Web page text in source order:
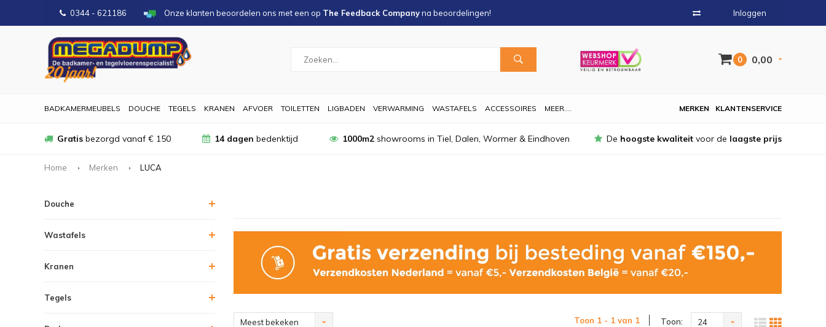
0344 - 621186 Onze klanten beoordelen ons met een op The Feedback Companyna beoordelingen! Inloggen
0 0,00
BADKAMERMEUBELS DOUCHE TEGELS KRANEN AFVOER TOILETTEN LIGBADEN VERWARMING WASTAFELS ACCESSOIRES MEER.... KLANTENSERVICE
MERKEN
Gratis bezorgd vanaf € 150 14 dagen bedenktijd 1000m2showrooms in Tiel, Dalen, Wormer & Eindhoven De hoogste kwaliteit voor de laagste prijs
Home Merken LUCA
Douche
Wastafels
Kranen
Tegels
Meest bekeken Toon 1 - 1 van 1 Toon: 24